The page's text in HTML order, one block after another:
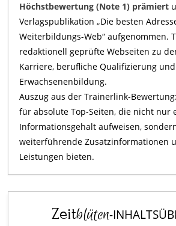
Höchstbewertung (Note 1) prämiert
Verlagspublikation „Die besten
Weiterbildungs-Web“ aufgenommen.
redaktionell geprüfte Webseiten zu
Karriere, berufliche Qualifizierung und
Erwachsenenbildung.
Auszug aus der Trainerlink-
für absolute Top-Seiten, die nicht nur
Informationsgehalt aufweisen,
weiterführende Zusatzinformationen
Leistungen bieten.
Zeitblüten-